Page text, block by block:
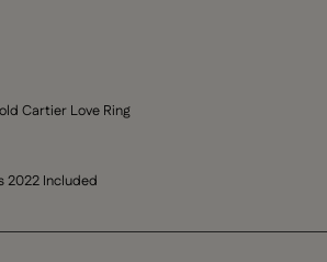
Cartier Love Ring
2022 Included